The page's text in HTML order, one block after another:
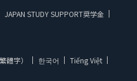
JAPAN STUDY SUPPORT奨学金
體字） 한국어
Tiếng Việt